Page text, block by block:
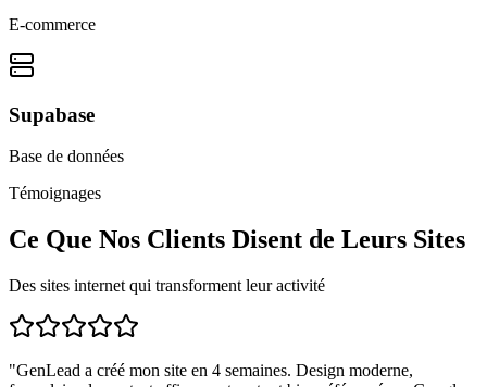
E-commerce
Supabase
Base de données
Témoignages
Ce Que Nos Clients Disent de Leurs Sites
Des sites internet qui transforment leur activité
"GenLead a créé mon site en 4 semaines. Design moderne,